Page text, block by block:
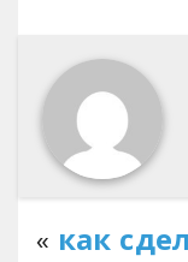
« как